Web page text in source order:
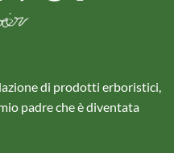
di prodotti erboristici,
padre che è diventata